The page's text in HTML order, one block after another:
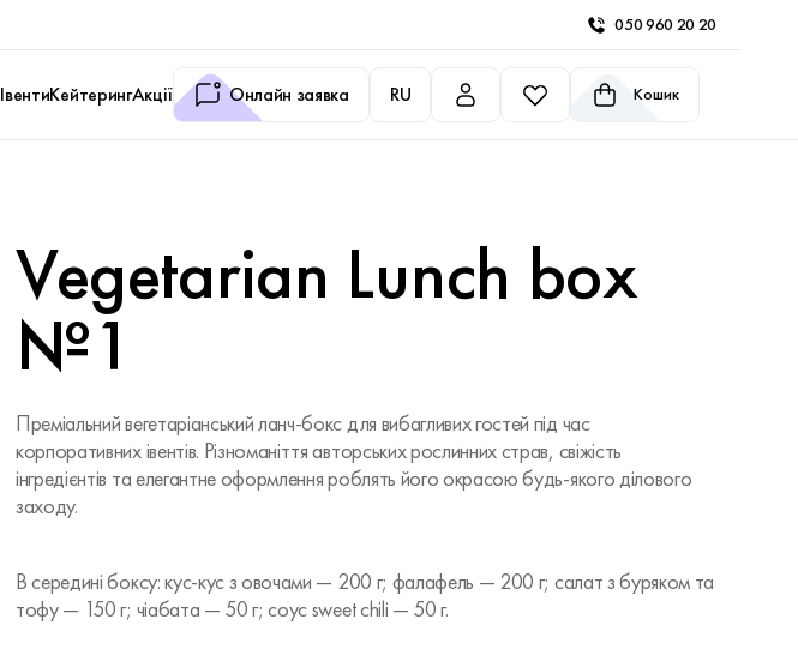
050 960 20 20
ІвентиКейтерингАкції Онлайн заявка RU Кошик
Vegetarian Lunch box
№1
Преміальний вегетаріанський ланч-бокс для вибагливих гостей під час
корпоративних івентів. Різноманіття авторських рослинних страв, свіжість
інгредієнтів та елегантне оформлення роблять його окрасою будь-якого ділового
заходу.
В середині боксу: кус-кус з овочами — 200 г; фалафель — 200 г; салат з буряком та
тофу — 150 г; чіабата — 50 г; соус sweet chili — 50 г.